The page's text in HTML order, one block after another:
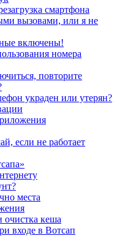
смартфона
вызовами, или я не
включены!
номера
повторите
украден или утерян?
если не работает
места
очистка кеша
входе в Вотсап